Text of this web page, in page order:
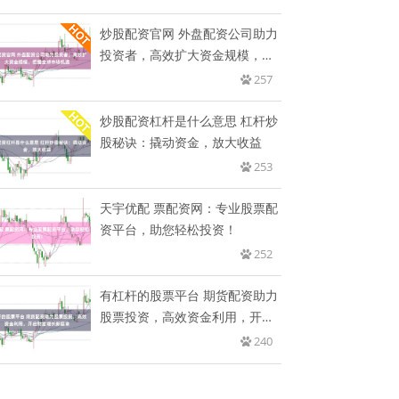
炒股配资官网 外盘配资公司助力
投资者，高效扩大资金规模，把
257
炒股配资杠杆是什么意思 杠杆炒
股秘诀：撬动资金，放大收益
253
天宇优配 票配资网：专业股票配
资平台，助您轻松投资！
252
有杠杆的股票平台 期货配资助力
股票投资，高效资金利用，开启
240